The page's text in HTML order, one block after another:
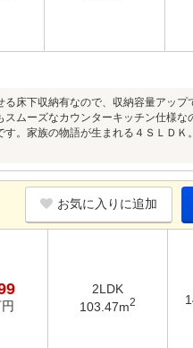
床下収納有なので、収納容量アップ
ムーズなカウンターキッチン仕様な
。家族の物語が生まれる４ＳＬＤＫ
お気に入りに追加
2LDK
103.47m2